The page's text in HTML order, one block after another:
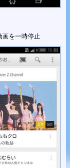
画を一時停止